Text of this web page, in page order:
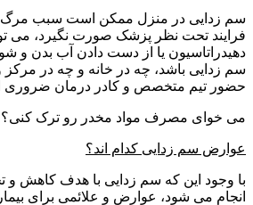
سم زدایی در منزل ممکن است سبب مرگ
فرایند تحت نظر پزشک صورت نگیرد، می
دهیدراتاسیون یا از دست دادن آب بدن و
سم زدایی باشد، چه در خانه و چه در مرکز
حضور تیم متخصص و کادر درمان
می خوای مصرف مواد مخدر رو ترک کنی؟
عوارض سم زدایی کدام اند؟
با وجود این که سم زدایی با هدف کاهش و
انجام می شود، عوارض و علائمی برای